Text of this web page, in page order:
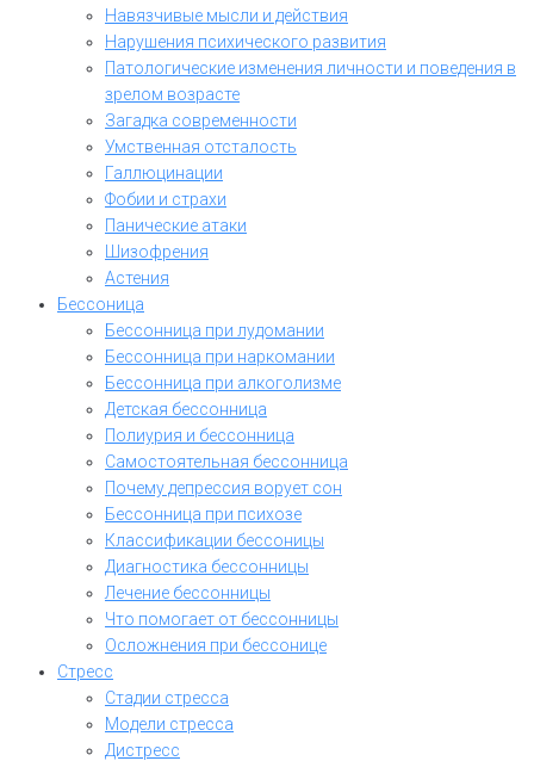
Навязчивые мысли и действия
Нарушения психического развития
Патологические изменения личности и поведения в
зрелом возрасте
Загадка современности
Умственная отсталость
Галлюцинации
Фобии и страхи
Панические атаки
Шизофрения
Астения
Бессоница
Бессонница при лудомании
Бессонница при наркомании
Бессонница при алкоголизме
Детская бессонница
Полиурия и бессонница
Самостоятельная бессонница
Почему депрессия ворует сон
Бессонница при психозе
Классификации бессоницы
Диагностика бессонницы
Лечение бессонницы
Что помогает от бессонницы
Осложнения при бессонице
Стресс
Стадии стресса
Модели стресса
Дистресс